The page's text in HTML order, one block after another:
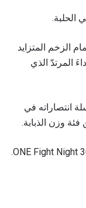
الحلبة.
الزخم المتزايد
المرتدّ الذي
انتصاراته في
وزن الذبابة.